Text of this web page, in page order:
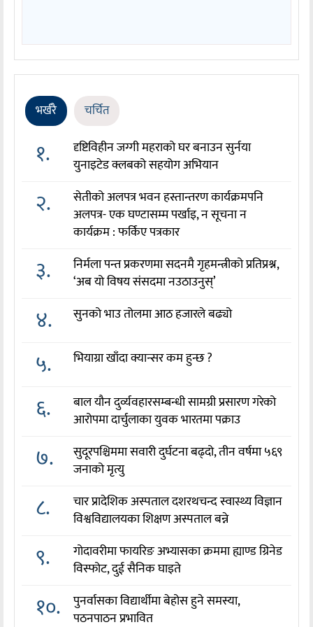
भर्खरै चर्चित
१.
दृष्टिविहीन जग्गी महराको घर बनाउन सुर्नया
युनाइटेड क्लबको सहयोग अभियान
२.
सेतीको अलपत्र भवन हस्तान्तरण कार्यक्रमपनि
अलपत्र- एक घण्टासम्म पर्खाइ, न सूचना न
कार्यक्रम : फर्किए पत्रकार
३.
निर्मला पन्त प्रकरणमा सदनमै गृहमन्त्रीको प्रतिप्रश्न,
‘अब यो विषय संसदमा नउठाउनुस्’
४. सुनको भाउ तोलमा आठ हजारले बढ्यो
५. भियाग्रा खाँदा क्यान्सर कम हुन्छ ?
६.
बाल यौन दुर्व्यवहारसम्बन्धी सामग्री प्रसारण गरेको
आरोपमा दार्चुलाका युवक भारतमा पक्राउ
७.
सुदूरपश्चिममा सवारी दुर्घटना बढ्दो, तीन वर्षमा ५६९
जनाको मृत्यु
८.
चार प्रादेशिक अस्पताल दशरथचन्द स्वास्थ्य विज्ञान
विश्वविद्यालयका शिक्षण अस्पताल बन्ने
९.
गोदावरीमा फायरिङ अभ्यासका क्रममा ह्याण्ड ग्रिनेड
विस्फोट, दुई सैनिक घाइते
१०.
पुनर्वासका विद्यार्थीमा बेहोस हुने समस्या,
पठनपाठन प्रभावित